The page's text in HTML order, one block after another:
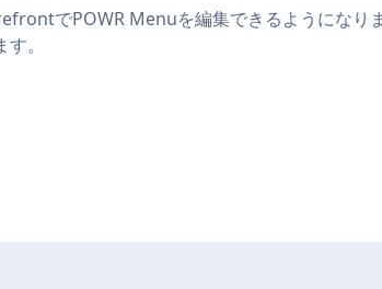
でPOWR Menuを編集できるようになり
。